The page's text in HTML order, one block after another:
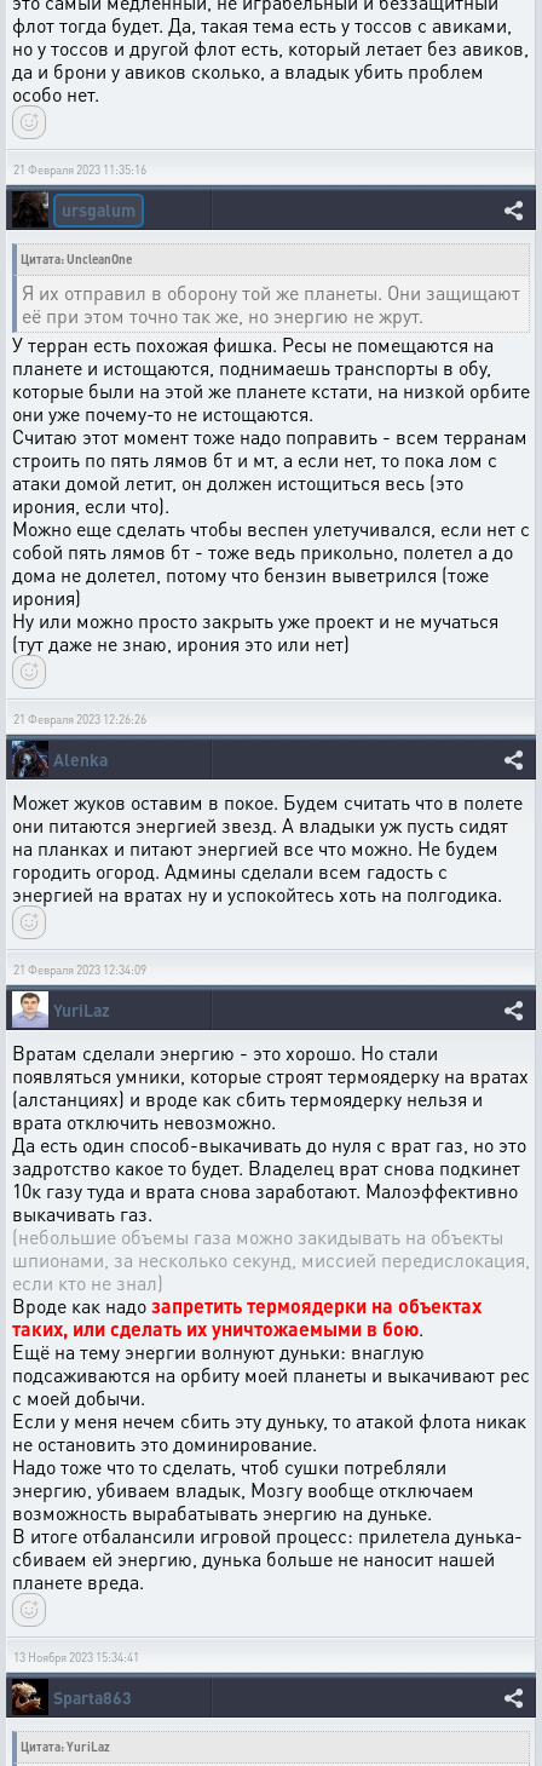
флот тогда будет. Да, такая тема есть у тоссов с авиками,
но у тоссов и другой флот есть, который летает без авиков,
да и брони у авиков сколько, а владык убить проблем
особо нет.
21 Февраля 2023 11:35:16
ursgalum
Цитата: UncleanOne
Я их отправил в оборону той же планеты. Они защищают
её при этом точно так же, но энергию не жрут.
У терран есть похожая фишка. Ресы не помещаются на
планете и истощаются, поднимаешь транспорты в обу,
которые были на этой же планете кстати, на низкой орбите
они уже почему-то не истощаются.
Считаю этот момент тоже надо поправить - всем терранам
строить по пять лямов бт и мт, а если нет, то пока лом с
атаки домой летит, он должен истощиться весь (это
ирония, если что).
Можно еще сделать чтобы веспен улетучивался, если нет с
собой пять лямов бт - тоже ведь прикольно, полетел а до
дома не долетел, потому что бензин выветрился (тоже
ирония)
Ну или можно просто закрыть уже проект и не мучаться
(тут даже не знаю, ирония это или нет)
21 Февраля 2023 12:26:26
Alenka
Может жуков оставим в покое. Будем считать что в полете
они питаются энергией звезд. А владыки уж пусть сидят
на планках и питают энергией все что можно. Не будем
городить огород. Админы сделали всем гадость с
энергией на вратах ну и успокойтесь хоть на полгодика.
21 Февраля 2023 12:34:09
YuriLaz
Вратам сделали энергию - это хорошо. Но стали
появляться умники, которые строят термоядерку на вратах
(алстанциях) и вроде как сбить термоядерку нельзя и
врата отключить невозможно.
Да есть один способ-выкачивать до нуля с врат газ, но это
задротство какое то будет. Владелец врат снова подкинет
10к газу туда и врата снова заработают. Малоэффективно
выкачивать газ.
(небольшие объемы газа можно закидывать на объекты
шпионами, за несколько секунд, миссией передислокация,
если кто не знал)
Вроде как надозапретить термоядерки на объектах
таких, или сделать их уничтожаемыми в бою.
Ещё на тему энергии волнуют дуньки: внаглую
подсаживаются на орбиту моей планеты и выкачивают рес
с моей добычи.
Если у меня нечем сбить эту дуньку, то атакой флота никак
не остановить это доминирование.
Надо тоже что то сделать, чтоб сушки потребляли
энергию, убиваем владык, Мозгу вообще отключаем
возможность вырабатывать энергию на дуньке.
В итоге отбалансили игровой процесс: прилетела дунька-
сбиваем ей энергию, дунька больше не наносит нашей
планете вреда.
13 Ноября 2023 15:34:41
Sparta863
Цитата: YuriLaz